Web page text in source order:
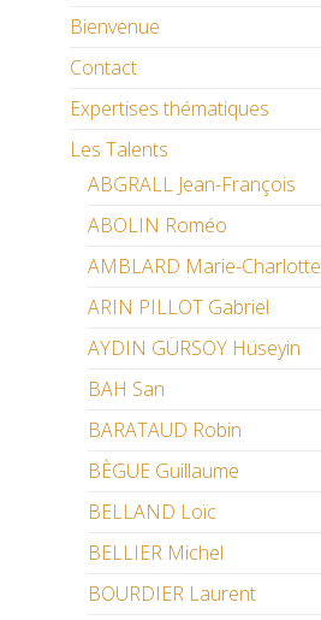
Bienvenue
Contact
Expertises thématiques
Les Talents
ABGRALL Jean-François
ABOLIN Roméo
AMBLARD Marie-Charlotte
ARIN PILLOT Gabriel
AYDIN GÜRSOY Hüseyin
BAH San
BARATAUD Robin
BÈGUE Guillaume
BELLAND Loïc
BELLIER Michel
BOURDIER Laurent